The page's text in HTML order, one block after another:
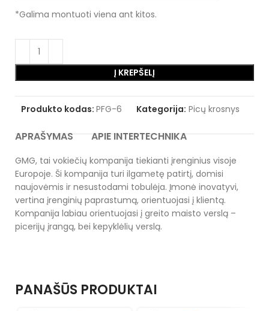
*Galima montuoti viena ant kitos.
Į KREPŠELĮ
Produkto kodas: PFG-6 Kategorija: Picų krosnys
APRAŠYMAS APIE INTERTECHNIKA
GMG, tai vokiečių kompanija tiekianti įrenginius visoje
Europoje. Ši kompanija turi ilgametę patirtį, domisi
naujovėmis ir nesustodami tobulėja. Įmonė inovatyvi,
vertina įrenginių paprastumą, orientuojasi į klientą.
Kompanija labiau orientuojasi į greito maisto verslą –
picerijų įrangą, bei kepyklėlių verslą.
PANAŠŪS PRODUKTAI